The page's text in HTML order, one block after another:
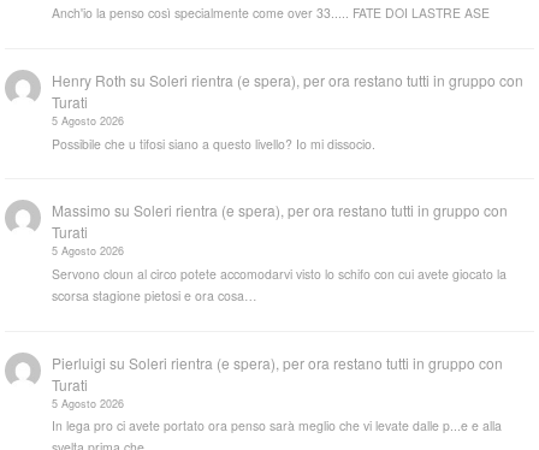
Anch'io la penso così specialmente come over 33..... FATE DOI LASTRE ASE
Henry Roth suSoleri rientra (e spera), per ora restano tutti in gruppo con
Turati
5 Agosto 2026
Possibile che u tifosi siano a questo livello? Io mi dissocio.
Massimo suSoleri rientra (e spera), per ora restano tutti in gruppo con
Turati
5 Agosto 2026
Servono cloun al circo potete accomodarvi visto lo schifo con cui avete giocato la
scorsa stagione pietosi e ora cosa…
Pierluigi suSoleri rientra (e spera), per ora restano tutti in gruppo con
Turati
5 Agosto 2026
In lega pro ci avete portato ora penso sarà meglio che vi levate dalle p...e e alla